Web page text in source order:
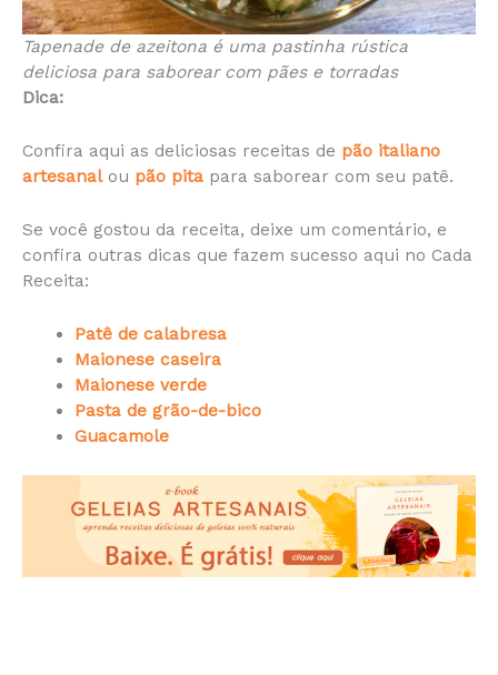
Tapenade de azeitona é uma pastinha rústica
deliciosa para saborear com pães e torradas
Dica:
Confira aqui as deliciosas receitas de pão italiano
artesanalou pão pita para saborear com seu patê.
Se você gostou da receita, deixe um comentário, e
confira outras dicas que fazem sucesso aqui no Cada
Receita:
Patê de calabresa
Maionese caseira
Maionese verde
Pasta de grão-de-bico
Guacamole